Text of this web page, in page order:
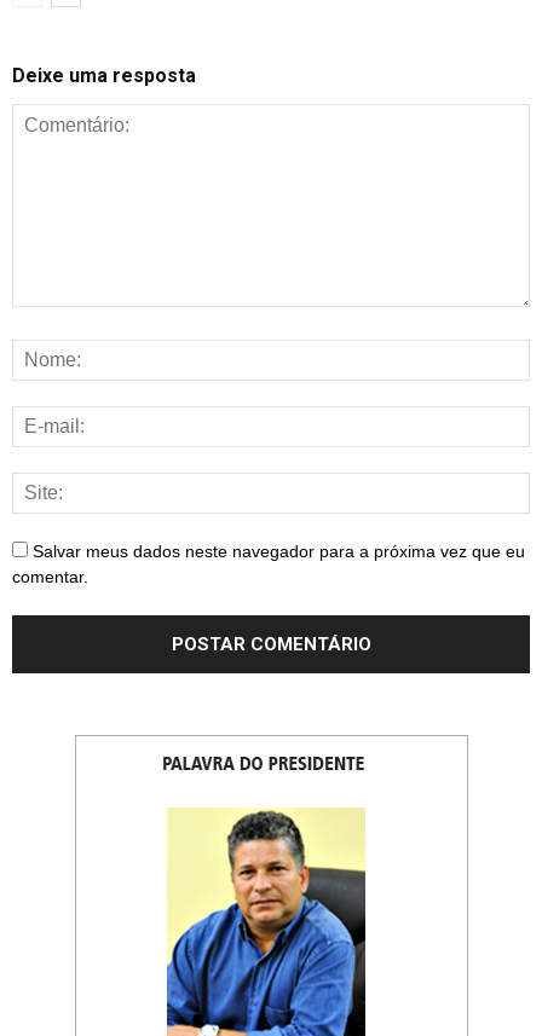
Deixe uma resposta
Salvar meus dados neste navegador para a próxima vez que eu
comentar.